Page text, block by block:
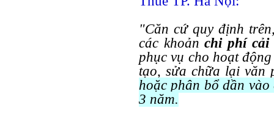
"Căn cứ quy định
các khoảnchi phí cải
phục vụ cho hoạt
tạo, sửa chữa lại văn
hoặc phân bổ dần
3 năm.